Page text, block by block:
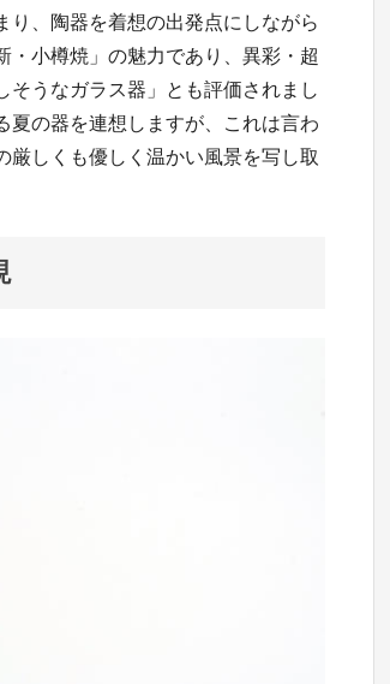
り、陶器を着想の出発点にしながら
・小樽焼」の魅力であり、異彩・超
そうなガラス器」とも評価されまし
夏の器を連想しますが、これは言わ
厳しくも優しく温かい風景を写し取